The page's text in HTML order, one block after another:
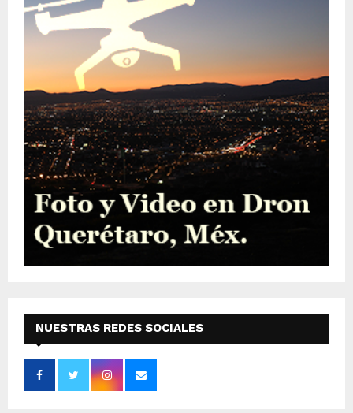
NUESTRAS REDES SOCIALES